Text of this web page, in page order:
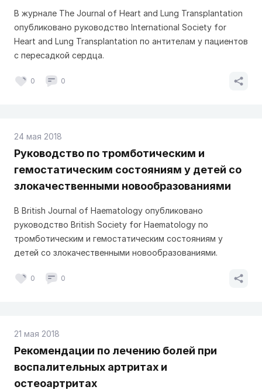
В журнале The Journal of Heart and Lung Transplantation
опубликовано руководство International Society for
Heart and Lung Transplantation по антителам у пациентов
с пересадкой сердца.
0 0
24 мая 2018
Руководство по тромботическим и
гемостатическим состояниям у детей со
злокачественными новообразованиями
В British Journal of Haematology опубликовано
руководство British Society for Haematology по
тромботическим и гемостатическим состояниям у
детей со злокачественными новообразованиями.
0 0
21 мая 2018
Рекомендации по лечению болей при
воспалительных артритах и
остеоартритах